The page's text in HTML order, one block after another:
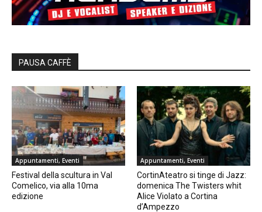
PAUSA CAFFÈ
Appuntamenti, Eventi
Festival della scultura in Val
Comelico, via alla 10ma
edizione
Appuntamenti, Eventi
CortinAteatro si tinge di Jazz:
domenica The Twisters whit
Alice Violato a Cortina
d’Ampezzo